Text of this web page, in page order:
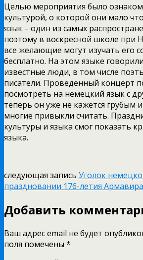
Целью мероприятия было
культурой, о которой они мало
язык – один из самых
поэтому в воскресной школе при
все желающие могут изучать его
бесплатно. На этом языке
известные люди, в том числе
писатели. Проведенный концерт
посмотреть на немецкий язык с
теперь он уже не кажется грубым
многие привыкли считать.
культуры и языка смог показать
языка.
следующая запись Уголок
праздновании 176-летия Армавира
Добавить
Ваш адрес email не будет
поля помечены *